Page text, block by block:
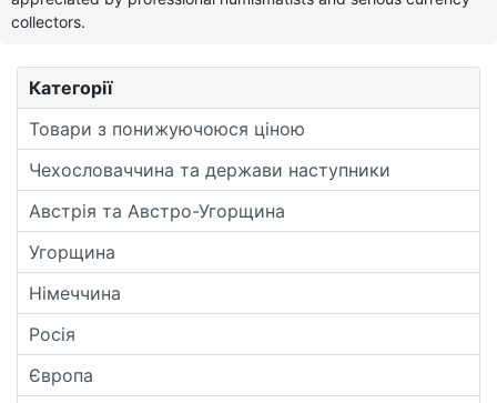
Категорії
Товари з понижуючоюся ціною
Чехословаччина та держави наступники
Австрія та Австро-Угорщина
Угорщина
Німеччина
Росія
Європа
collectors.